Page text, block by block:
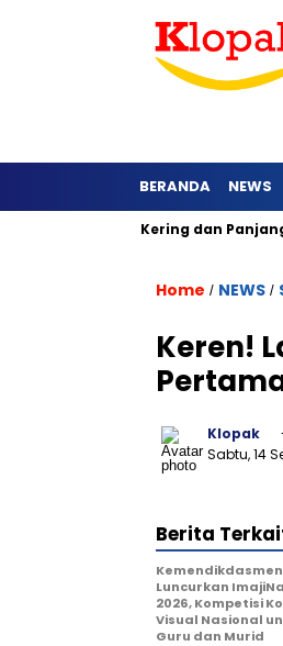
BERANDA NEWS
Barat Lebih Kering dan Panjang,
Home / NEWS /
Keren!
Klopak
Sabtu, 14
Berita
Kemendikdasmen
Luncurkan
2026, Kompetisi
Visual Nasional
Guru dan Murid